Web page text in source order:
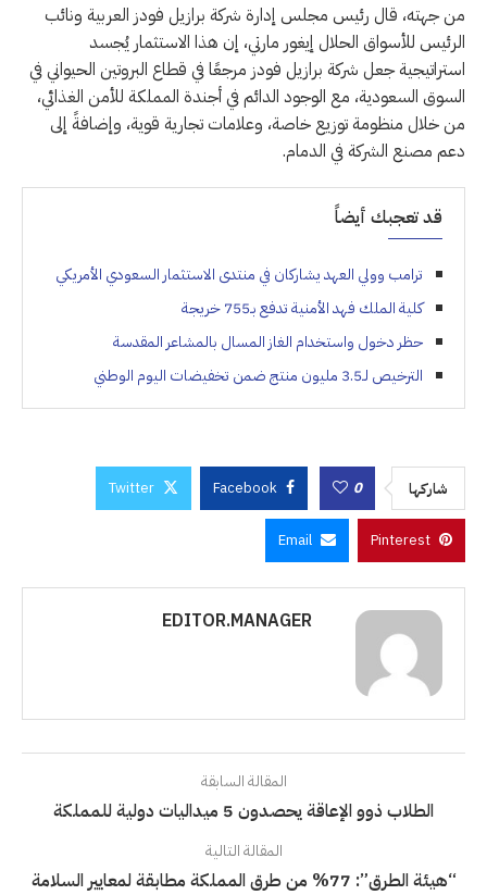
من جهته، قال رئيس مجلس إدارة شركة برازيل فودز العربية ونائب
الرئيس للأسواق الحلال إيغور مارتي، إن هذا الاستثمار يُجسد
استراتيجية جعل شركة برازيل فودز مرجعًا في قطاع البروتين الحيواني في
السوق السعودية، مع الوجود الدائم في أجندة المملكة للأمن الغذائي،
من خلال منظومة توزيع خاصة، وعلامات تجارية قوية، وإضافةً إلى
دعم مصنع الشركة في الدمام.
قد تعجبك أيضاً
ترامب وولي العهد يشاركان في منتدى الاستثمار السعودي الأمريكي
كلية الملك فهد الأمنية تدفع بـ755 خريجة
حظر دخول واستخدام الغاز المسال بالمشاعر المقدسة
الترخيص لـ3.5 مليون منتج ضمن تخفيضات اليوم الوطني
شاركها 0
Facebook
Twitter
Pinterest
Email
EDITOR.MANAGER
المقالة السابقة
الطلاب ذوو الإعاقة يحصدون 5 ميداليات دولية للمملكة
المقالة التالية
“هيئة الطرق”: 77% من طرق المملكة مطابقة لمعايير السلامة